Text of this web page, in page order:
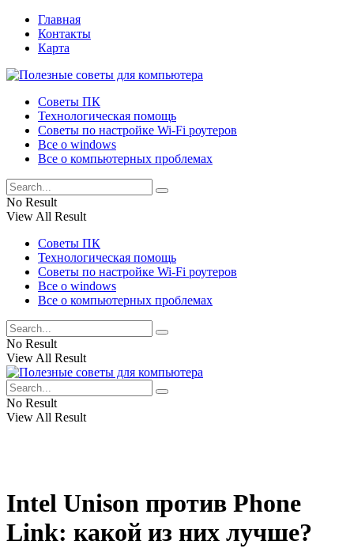
Главная
Контакты
Карта
Советы ПК
Технологическая помощь
Советы по настройке Wi-Fi роутеров
Все о windows
Все о компьютерных проблемах
No Result
View All Result
Советы ПК
Технологическая помощь
Советы по настройке Wi-Fi роутеров
Все о windows
Все о компьютерных проблемах
No Result
View All Result
No Result
View All Result
Intel Unison против Phone
Link: какой из них лучше?